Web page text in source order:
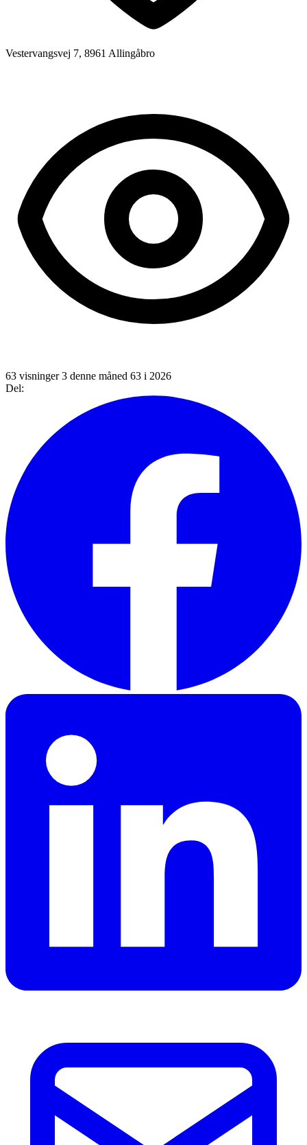
Vestervangsvej 7, 8961 Allingåbro
63 visninger3 denne måned 63 i 2026
Del: